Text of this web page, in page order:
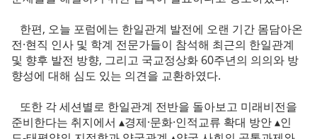
한편, 오늘 포럼에는 한일관계 발전에 오랜 기간 몸담아온
전·현직 인사 및 학계 전문가들이 참석해 최근의 한일관계
및 향후 발전 방향, 그리고 국교정상화 60주년의 의의와 방
향성에 대해 심도 있는 의견을 교환하였다.
또한 각 세션별로 한일관계 전반을 돌아보고 미래비전을
준비한다는 취지에서 ▴경제·문화·인적교류 확대 방안 ▴인